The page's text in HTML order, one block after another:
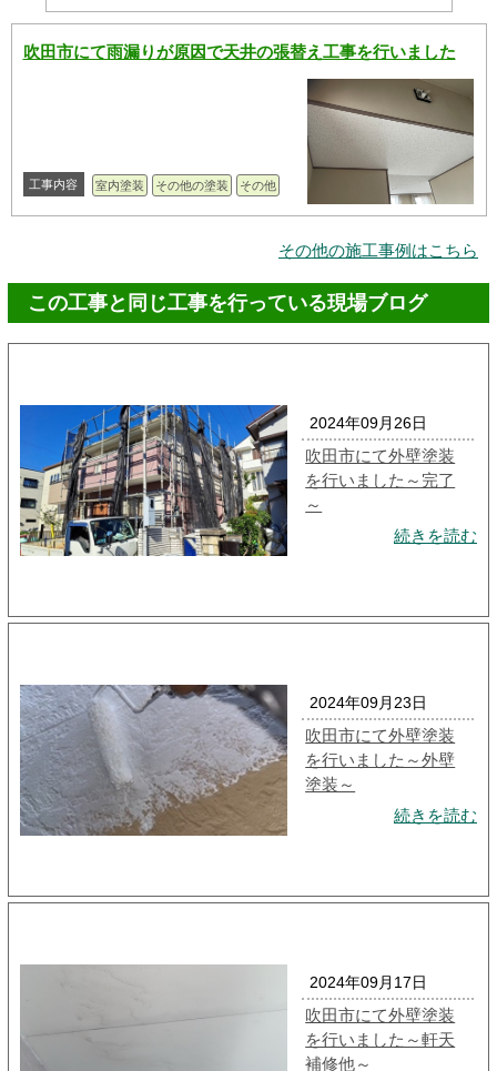
吹田市にて雨漏りが原因で天井の張替え工事を行いました
工事内容 室内塗装 その他の塗装 その他
その他の施工事例はこちら
この工事と同じ工事を行っている現場ブログ
2024年09月26日
吹田市にて外壁塗装
を行いました～完了
～
続きを読む
2024年09月23日
吹田市にて外壁塗装
を行いました～外壁
塗装～
続きを読む
2024年09月17日
吹田市にて外壁塗装
を行いました～軒天
補修他～